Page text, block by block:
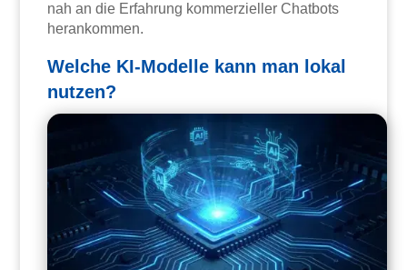
nah an die Erfahrung kommerzieller Chatbots
herankommen.
Welche KI-Modelle kann man lokal
nutzen?